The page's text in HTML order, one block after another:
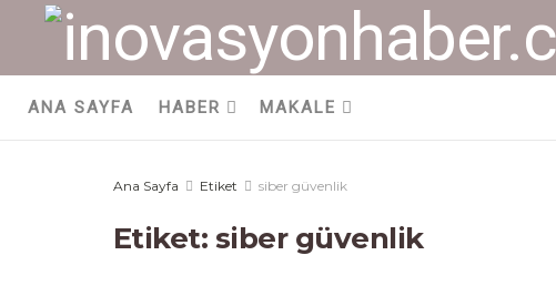
ANA SAYFA HABER MAKALE
Ana Sayfa Etiket siber güvenlik
Etiket: siber güvenlik